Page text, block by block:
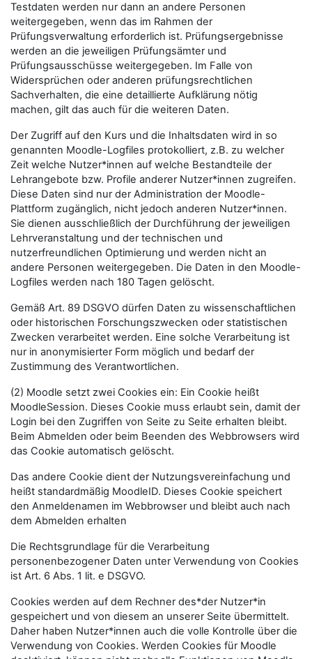
Testdaten werden nur dann an andere Personen
weitergegeben, wenn das im Rahmen der
Prüfungsverwaltung erforderlich ist. Prüfungsergebnisse
werden an die jeweiligen Prüfungsämter und
Prüfungsausschüsse weitergegeben. Im Falle von
Widersprüchen oder anderen prüfungsrechtlichen
Sachverhalten, die eine detaillierte Aufklärung nötig
machen, gilt das auch für die weiteren Daten.
Der Zugriff auf den Kurs und die Inhaltsdaten wird in so
genannten Moodle-Logfiles protokolliert, z.B. zu welcher
Zeit welche Nutzer*innen auf welche Bestandteile der
Lehrangebote bzw. Profile anderer Nutzer*innen zugreifen.
Diese Daten sind nur der Administration der Moodle-
Plattform zugänglich, nicht jedoch anderen Nutzer*innen.
Sie dienen ausschließlich der Durchführung der jeweiligen
Lehrveranstaltung und der technischen und
nutzerfreundlichen Optimierung und werden nicht an
andere Personen weitergegeben. Die Daten in den Moodle-
Logfiles werden nach 180 Tagen gelöscht.
Gemäß Art. 89 DSGVO dürfen Daten zu wissenschaftlichen
oder historischen Forschungszwecken oder statistischen
Zwecken verarbeitet werden. Eine solche Verarbeitung ist
nur in anonymisierter Form möglich und bedarf der
Zustimmung des Verantwortlichen.
(2) Moodle setzt zwei Cookies ein: Ein Cookie heißt
MoodleSession. Dieses Cookie muss erlaubt sein, damit der
Login bei den Zugriffen von Seite zu Seite erhalten bleibt.
Beim Abmelden oder beim Beenden des Webbrowsers wird
das Cookie automatisch gelöscht.
Das andere Cookie dient der Nutzungsvereinfachung und
heißt standardmäßig MoodleID. Dieses Cookie speichert
den Anmeldenamen im Webbrowser und bleibt auch nach
dem Abmelden erhalten
Die Rechtsgrundlage für die Verarbeitung
personenbezogener Daten unter Verwendung von Cookies
ist Art. 6 Abs. 1 lit. e DSGVO.
Cookies werden auf dem Rechner des*der Nutzer*in
gespeichert und von diesem an unserer Seite übermittelt.
Daher haben Nutzer*innen auch die volle Kontrolle über die
Verwendung von Cookies. Werden Cookies für Moodle